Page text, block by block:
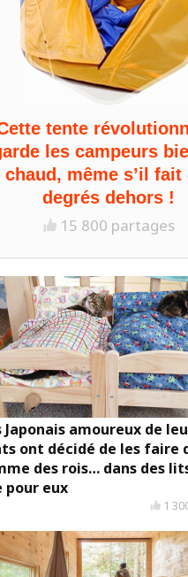
tente
les campeurs
chaud, même s’il fait
degrés dehors !
15 800 partages
Japonais amoureux de
ont décidé de les faire
des rois… dans des
pour eux
1